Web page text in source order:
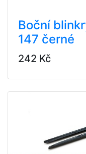
Boční
147 černé
242 Kč